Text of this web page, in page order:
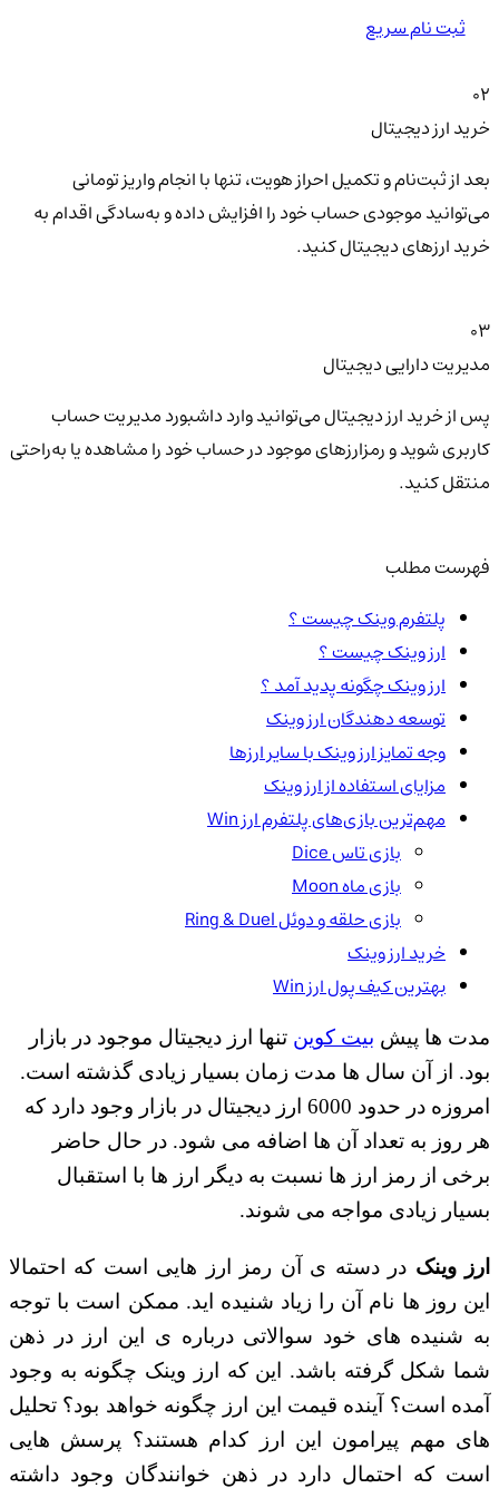
ثبت نام سریع
02
خرید ارز دیجیتال
بعد از ثبت‌نام و تکمیل احراز هویت، تنها با انجام واریز تومانی
می‌توانید موجودی حساب خود را افزایش داده و به‌سادگی اقدام به
خرید ارزهای دیجیتال کنید.
03
مدیریت دارایی دیجیتال
پس از خرید ارز دیجیتال می‌توانید وارد داشبورد مدیریت حساب
کاربری شوید و رمزارزهای موجود در حساب خود را مشاهده یا به‌راحتی
منتقل کنید.
فهرست مطلب
پلتفرم وینک چیست‌ ؟
ارز وینک چیست ؟
ارز وینک چگونه پدید آمد ؟
توسعه دهندگان ارز وینک
وجه تمایز ارز وینک با سایر ارزها
مزایای استفاده از ارز وینک
مهم‌ترین بازی‌های پلتفرم ارز Win
بازی تاس Dice
بازی ماه Moon
بازی حلقه و دوئل Ring & Duel
خرید ارز وینک
بهترین کیف پول ارز Win
مدت ها پیشبیت کوینتنها ارز دیجیتال موجود در بازار
بود. از آن سال ها مدت زمان بسیار زیادی گذشته است.
امروزه در حدود 6000 ارز دیجیتال در بازار وجود دارد که
هر روز به تعداد آن ها اضافه می شود. در حال حاضر
برخی از رمز ارز ها نسبت به دیگر ارز ها با استقبال
بسیار زیادی مواجه می شوند.
ارز وینکدر دسته ی آن رمز ارز هایی است که احتمالا
این روز ها نام آن را زیاد شنیده اید. ممکن است با توجه
به شنیده های خود سوالاتی درباره ی این ارز در ذهن
شما شکل گرفته باشد. این که ارز وینک چگونه به وجود
آمده است؟ آینده قیمت این ارز چگونه خواهد بود؟ تحلیل
های مهم پیرامون این ارز کدام هستند؟ پرسش هایی
است که احتمال دارد در ذهن خوانندگان وجود داشته